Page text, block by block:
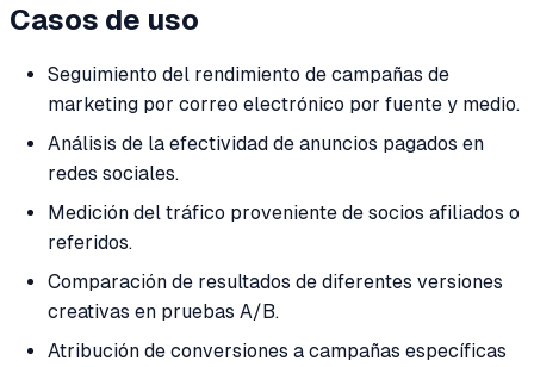
Casos de uso
Seguimiento del rendimiento de campañas de
marketing por correo electrónico por fuente y medio.
Análisis de la efectividad de anuncios pagados en
redes sociales.
Medición del tráfico proveniente de socios afiliados o
referidos.
Comparación de resultados de diferentes versiones
creativas en pruebas A/B.
Atribución de conversiones a campañas específicas